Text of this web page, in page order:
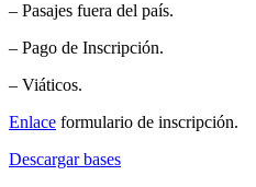
– Pasajes fuera del país.
– Pago de Inscripción.
– Viáticos.
Enlace formulario de inscripción.
Descargar bases